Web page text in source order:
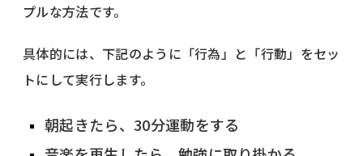
プルな方法です。
具体的には、下記のように「行為」と「行動」をセッ
トにして実行します。
朝起きたら、30分運動をする